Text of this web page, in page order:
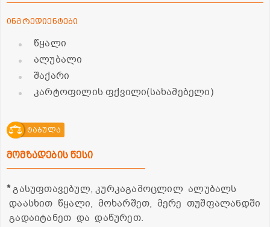
ინგრედიენტები
წყალი
ალუბალი
შაქარი
კარტოფილის ფქვილი(სახამებელი)
ტაბულა
მომზადების წესი
*გასუფთავებულ, კურკაგამოცლილ ალუბალს
დაასხით წყალი, მოხარშეთ, მერე თუშფალანდში
გადაიტანეთ და დაწურეთ.